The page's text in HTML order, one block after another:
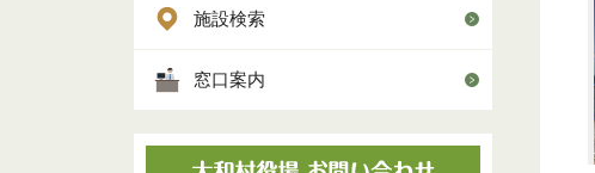
施設検索
窓口案内